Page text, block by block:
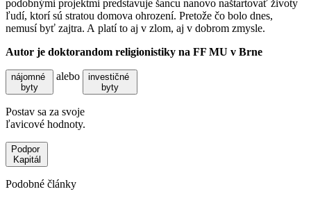
podobnými projektmi predstavuje šancu nanovo naštartovať životy
ľudí, ktorí sú stratou domova ohrození. Pretože čo bolo dnes,
nemusí byť zajtra. A platí to aj v zlom, aj v dobrom zmysle.
Autor je doktorandom religionistiky na FF MU v Brne
nájomné
byty
alebo
investičné
byty
Postav sa za svoje
ľavicové hodnoty.
Podpor
Kapitál
Podobné články